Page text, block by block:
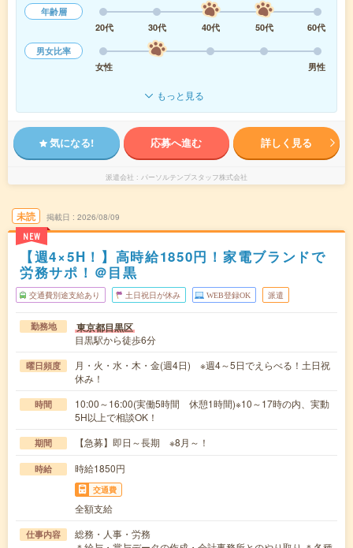
年齢層
20代
30代 40代 50代
60代
男女比率
女性
男性
もっと見る
気になる! 応募へ進む 詳しく見る
派遣会社 パーソルテンプスタッフ株式会社
未読
NEW
掲載日 2026/08/09
【週4×5H！】高時給1850円！家電ブランドで
労務サポ！＠目黒
交通費別途支給あり 土日祝日が休み WEB登録OK 派遣
勤務地 東京都目黒区
目黒駅から徒歩6分
曜日頻度
月・火・水・木・金(週4日) ※週4～5日でえらべる！土日祝
休み！
時間
10:00～16:00(実働5時間 休憩1時間)※10～17時の内、実動
5H以上で相談OK！
期間 【急募】即日～長期 ※8月～！
時給 時給1850円
交通費
全額支給
仕事内容
総務・人事・労務